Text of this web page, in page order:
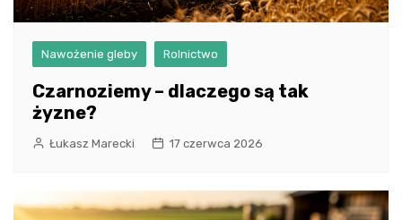
Nawożenie gleby Rolnictwo
Czarnoziemy – dlaczego są tak
żyzne?
Łukasz Marecki 17 czerwca 2026